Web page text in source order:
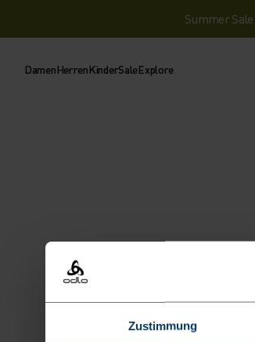
Zustimmung
Summer
DamenHerrenKinderSaleExplore